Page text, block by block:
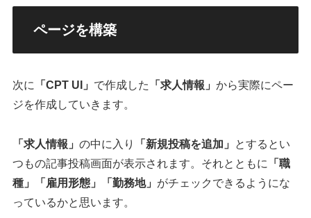
ページを構築
次に 「CPT UI」 で作成した 「求人情報」から実際にペー
ジを作成していきます。
「求人情報」の中に入り 「新規投稿を追加」
とするとい
つもの記事投稿画面が表示されます。それとともに
「職
種」
「雇用形態」 「勤務地」 がチェックできるようにな
っているかと思います。